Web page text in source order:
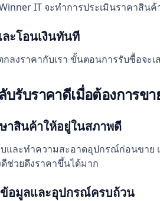
IT จะทำการประเมินราคาสิ
ะโอนเงินทันที
ลงราคากับเรา ขั้นตอนการรับซื้อจะ
บรับราคาดีเมื่อต้องการข
าสินค้าให้อยู่ในสภาพดี
และทำความสะอาดอุปกรณ์ก่อนขาย
ช่วยดึงราคาขึ้นได้มาก
ข้อมูลและอุปกรณ์ครบถ้วน